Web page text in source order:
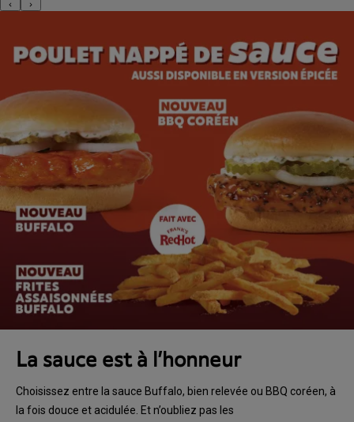
La sauce est à l’honneur
Choisissez entre la sauce Buffalo, bien relevée ou BBQ coréen, à
la fois douce et acidulée. Et n’oubliez pas les